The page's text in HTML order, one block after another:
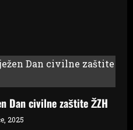
Dan civilne zaštite ŽZH
2025